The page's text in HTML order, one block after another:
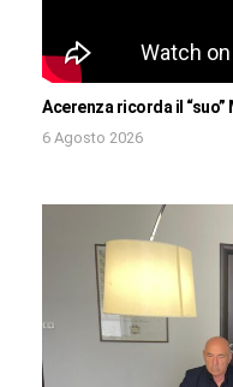
Acerenza ricorda il “suo”
6 Agosto 2026